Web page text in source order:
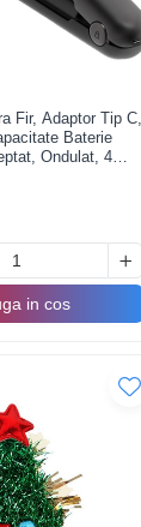
Fir, Adaptor Tip C,
Baterie
Ondulat, 4
21.8 x 3.1 x
in cos